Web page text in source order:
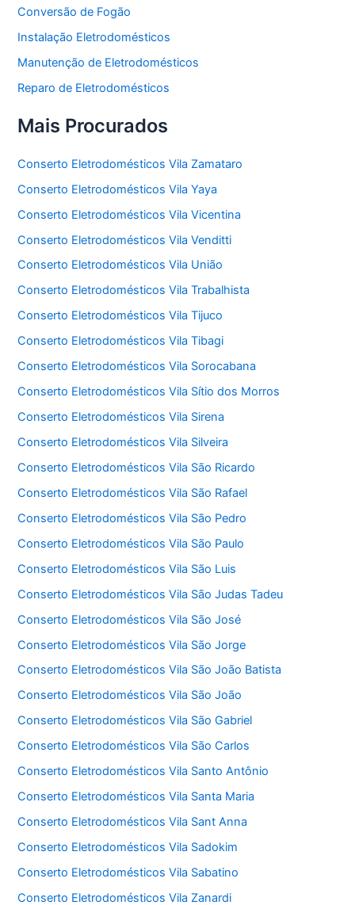
Conversão de Fogão
Instalação Eletrodomésticos
Manutenção de Eletrodomésticos
Reparo de Eletrodomésticos
Mais Procurados
Conserto Eletrodomésticos Vila Zamataro
Conserto Eletrodomésticos Vila Yaya
Conserto Eletrodomésticos Vila Vicentina
Conserto Eletrodomésticos Vila Venditti
Conserto Eletrodomésticos Vila União
Conserto Eletrodomésticos Vila Trabalhista
Conserto Eletrodomésticos Vila Tijuco
Conserto Eletrodomésticos Vila Tibagi
Conserto Eletrodomésticos Vila Sorocabana
Conserto Eletrodomésticos Vila Sítio dos Morros
Conserto Eletrodomésticos Vila Sirena
Conserto Eletrodomésticos Vila Silveira
Conserto Eletrodomésticos Vila São Ricardo
Conserto Eletrodomésticos Vila São Rafael
Conserto Eletrodomésticos Vila São Pedro
Conserto Eletrodomésticos Vila São Paulo
Conserto Eletrodomésticos Vila São Luis
Conserto Eletrodomésticos Vila São Judas Tadeu
Conserto Eletrodomésticos Vila São José
Conserto Eletrodomésticos Vila São Jorge
Conserto Eletrodomésticos Vila São João Batista
Conserto Eletrodomésticos Vila São João
Conserto Eletrodomésticos Vila São Gabriel
Conserto Eletrodomésticos Vila São Carlos
Conserto Eletrodomésticos Vila Santo Antônio
Conserto Eletrodomésticos Vila Santa Maria
Conserto Eletrodomésticos Vila Sant Anna
Conserto Eletrodomésticos Vila Sadokim
Conserto Eletrodomésticos Vila Sabatino
Conserto Eletrodomésticos Vila Zanardi